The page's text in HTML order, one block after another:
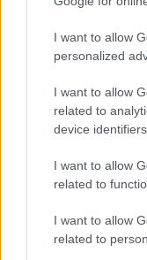
I want to allow
personalized
I want to allow
related to
device
I want to allow
related to
I want to allow
related to